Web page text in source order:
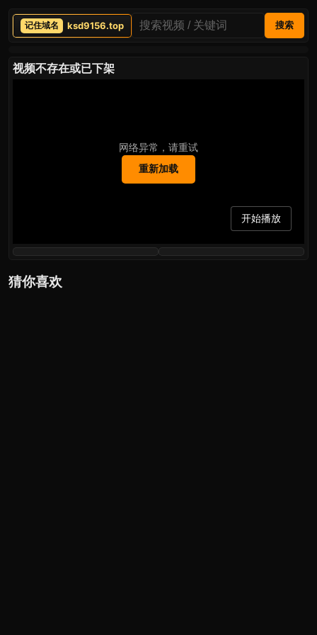
ksd9156.top 搜索
视频不存在或已下架
网络异常，请重试
重新加载
开始播放
猜你喜欢